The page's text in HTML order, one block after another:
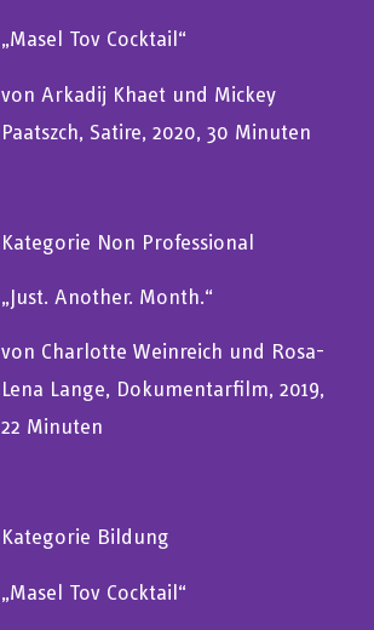
„Masel Tov Cocktail“
von Arkadij Khaet und Mickey
Paatszch, Satire, 2020, 30 Minuten
Kategorie Non Professional
„Just. Another. Month.“
von Charlotte Weinreich und Rosa-
Lena Lange, Dokumentarfilm, 2019,
22 Minuten
Kategorie Bildung
„Masel Tov Cocktail“